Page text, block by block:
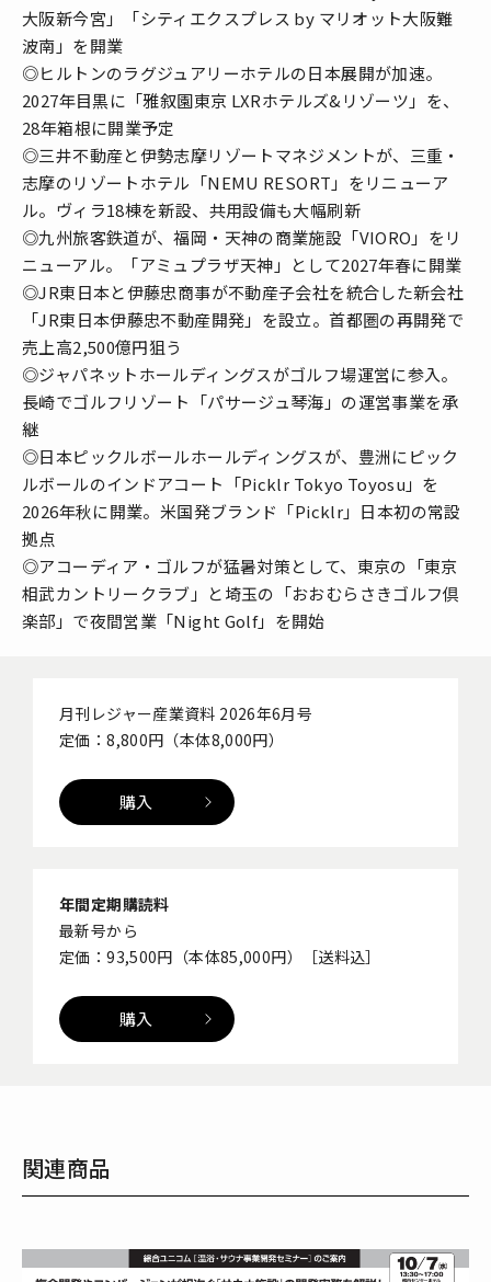
大阪新今宮」「シティエクスプレス by マリオット大阪難
波南」を開業
◎ヒルトンのラグジュアリーホテルの日本展開が加速。
2027年目黒に「雅叙園東京 LXRホテルズ&リゾーツ」を、
28年箱根に開業予定
◎三井不動産と伊勢志摩リゾートマネジメントが、三重・
志摩のリゾートホテル「NEMU RESORT」をリニューア
ル。ヴィラ18棟を新設、共用設備も大幅刷新
◎九州旅客鉄道が、福岡・天神の商業施設「VIORO」をリ
ニューアル。「アミュプラザ天神」として2027年春に開業
◎JR東日本と伊藤忠商事が不動産子会社を統合した新会社
「JR東日本伊藤忠不動産開発」を設立。首都圏の再開発で
売上高2,500億円狙う
◎ジャパネットホールディングスがゴルフ場運営に参入。
長崎でゴルフリゾート「パサージュ琴海」の運営事業を承
継
◎日本ピックルボールホールディングスが、豊洲にピック
ルボールのインドアコート「Picklr Tokyo Toyosu」を
2026年秋に開業。米国発ブランド「Picklr」日本初の常設
拠点
◎アコーディア・ゴルフが猛暑対策として、東京の「東京
相武カントリークラブ」と埼玉の「おおむらさきゴルフ倶
楽部」で夜間営業「Night Golf」を開始
月刊レジャー産業資料 2026年6月号
定価：8,800円（本体8,000円）
購入
年間定期購読料
最新号から
定価：93,500円（本体85,000円）［送料込］
購入
関連商品